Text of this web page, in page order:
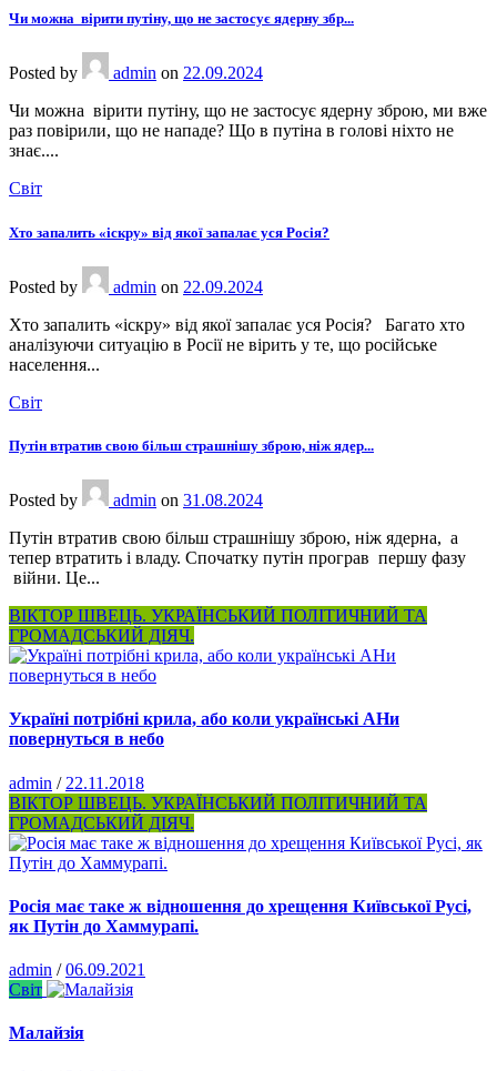
Чи можна вірити путіну, що не застосує ядерну збр...
Posted by admin on 22.09.2024
Чи можна вірити путіну, що не застосує ядерну зброю, ми вже
раз повірили, що не нападе? Що в путіна в голові ніхто не
знає....
Світ
Хто запалить «іскру» від якої запалає уся Росія?
Posted by admin on 22.09.2024
Хто запалить «іскру» від якої запалає уся Росія? Багато хто
аналізуючи ситуацію в Росії не вірить у те, що російське
населення...
Світ
Путін втратив свою більш страшнішу зброю, ніж ядер...
Posted by admin on 31.08.2024
Путін втратив свою більш страшнішу зброю, ніж ядерна, а
тепер втратить і владу. Спочатку путін програв першу фазу
війни. Це...
ВІКТОР ШВЕЦЬ. УКРАЇНСЬКИЙ ПОЛІТИЧНИЙ ТА
ГРОМАДСЬКИЙ ДІЯЧ.
Україні потрібні крила, або коли українські АНи
повернуться в небо
admin / 22.11.2018
ВІКТОР ШВЕЦЬ. УКРАЇНСЬКИЙ ПОЛІТИЧНИЙ ТА
ГРОМАДСЬКИЙ ДІЯЧ.
Росія має таке ж відношення до хрещення Київської Русі,
як Путін до Хаммурапі.
admin / 06.09.2021
Світ
Малайзія